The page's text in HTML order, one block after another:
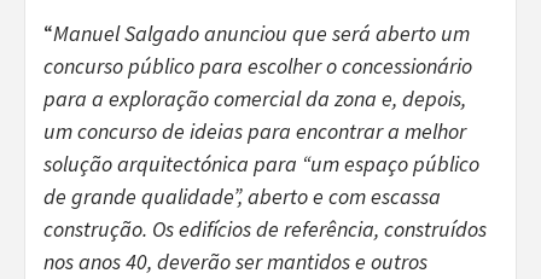
“Manuel Salgado anunciou que será aberto um
concurso público para escolher o concessionário
para a exploração comercial da zona e, depois,
um concurso de ideias para encontrar a melhor
solução arquitectónica para “um espaço público
de grande qualidade”, aberto e com escassa
construção. Os edifícios de referência, construídos
nos anos 40, deverão ser mantidos e outros